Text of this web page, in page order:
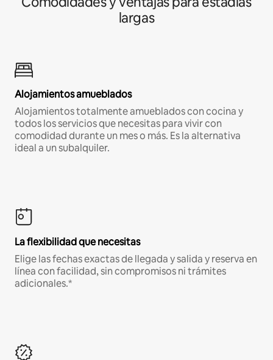
largas
Alojamientos amueblados
Alojamientos totalmente amueblados con cocina y
todos los servicios que necesitas para vivir con
comodidad durante un mes o más. Es la alternativa
ideal a un subalquiler.
La flexibilidad que necesitas
Elige las fechas exactas de llegada y salida y reserva en
línea con facilidad, sin compromisos ni trámites
adicionales.*